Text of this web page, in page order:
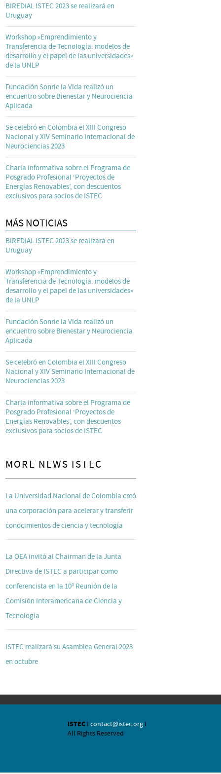
BIREDIAL ISTEC 2023 se realizará en
Uruguay
Workshop «Emprendimiento y
Transferencia de Tecnología: modelos de
desarrollo y el papel de las universidades»
de la UNLP
Fundación Sonríe la Vida realizó un
encuentro sobre Bienestar y Neurociencia
Aplicada
Se celebró en Colombia el XIII Congreso
Nacional y XIV Seminario Internacional de
Neurociencias 2023
Charla informativa sobre el Programa de
Posgrado Profesional ‘Proyectos de
Energías Renovables’, con descuentos
exclusivos para socios de ISTEC
MÁS NOTICIAS
BIREDIAL ISTEC 2023 se realizará en
Uruguay
Workshop «Emprendimiento y
Transferencia de Tecnología: modelos de
desarrollo y el papel de las universidades»
de la UNLP
Fundación Sonríe la Vida realizó un
encuentro sobre Bienestar y Neurociencia
Aplicada
Se celebró en Colombia el XIII Congreso
Nacional y XIV Seminario Internacional de
Neurociencias 2023
Charla informativa sobre el Programa de
Posgrado Profesional ‘Proyectos de
Energías Renovables’, con descuentos
exclusivos para socios de ISTEC
MORE NEWS ISTEC
La Universidad Nacional de Colombia creó
una corporación para acelerar y transferir
conocimientos de ciencia y tecnología
La OEA invitó al Chairman de la Junta
Directiva de ISTEC a participar como
conferencista en la 10° Reunión de la
Comisión Interamericana de Ciencia y
Tecnología
ISTEC realizará su Asamblea General 2023
en octubre
ISTECI contact@istec.orgI
All Rights Reserved